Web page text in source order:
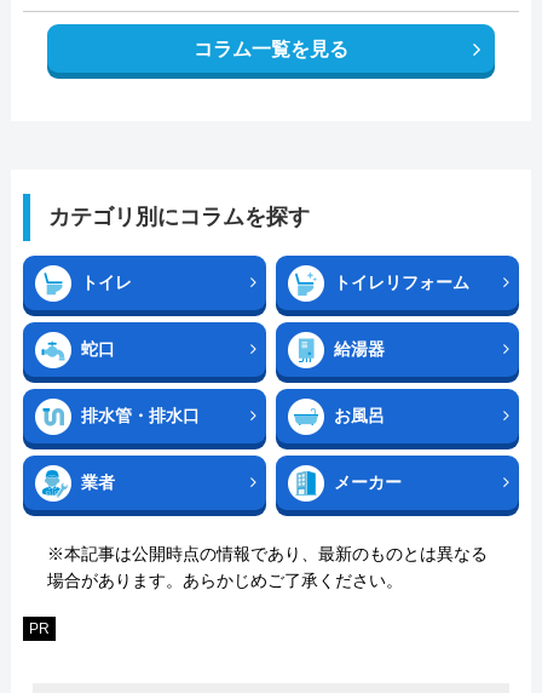
コラム一覧を見る
カテゴリ別にコラムを探す
トイレ トイレリフォーム
蛇口 給湯器
排水管・排水口 お風呂
業者 メーカー
※本記事は公開時点の情報であり、最新のものとは異なる
場合があります。あらかじめご了承ください。
PR